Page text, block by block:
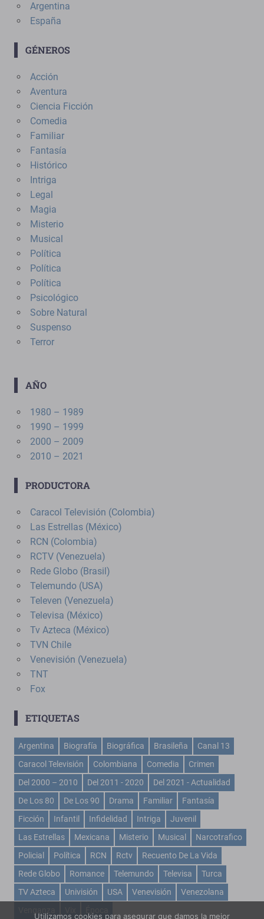
Argentina
España
GÉNEROS
Acción
Aventura
Ciencia Ficción
Comedia
Familiar
Fantasía
Histórico
Intriga
Legal
Magia
Misterio
Musical
Política
Política
Política
Psicológico
Sobre Natural
Suspenso
Terror
AÑO
1980 – 1989
1990 – 1999
2000 – 2009
2010 – 2021
PRODUCTORA
Caracol Televisión (Colombia)
Las Estrellas (México)
RCN (Colombia)
RCTV (Venezuela)
Rede Globo (Brasil)
Telemundo (USA)
Televen (Venezuela)
Televisa (México)
Tv Azteca (México)
TVN Chile
Venevisión (Venezuela)
TNT
Fox
ETIQUETAS
Argentina Biografía Biográfica Brasileña
Canal 13
Caracol Televisión
Colombiana Comedia
Crimen
Del 2000 – 2010
Del 2011 - 2020
Del 2021 - Actualidad
De Los 80
De Los 90 Drama Familiar
Fantasía
Ficción
Infantil Infidelidad Intriga
Juvenil
Las Estrellas
Mexicana Misterio Musical
Narcotrafico
Policial
Política RCN Rctv
Recuento De La Vida
Rede Globo
Romance Telemundo Televisa
Turca
TV Azteca
Univisión USA Venevisión
Venezolana
Utilizamos cookies para asegurar que damos la mejor